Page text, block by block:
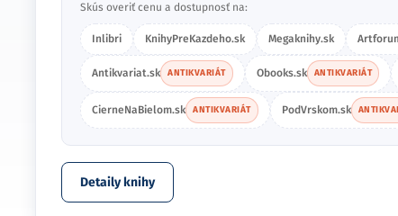
Skús overiť cenu a dostupnosť na:
Inlibri KnihyPreKazdeho.sk Megaknihy.sk
Antikvariat.sk ANTIKVARIÁT Obooks.sk ANTIKVARIÁT
CierneNaBielom.sk ANTIKVARIÁT PodVrskom.sk
Detaily knihy